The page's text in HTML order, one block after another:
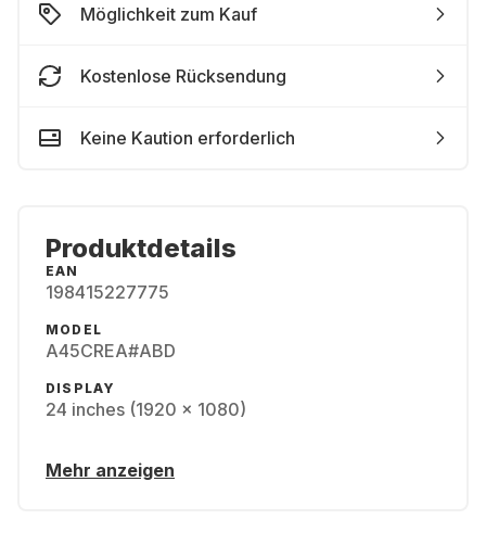
Möglichkeit zum Kauf
Kostenlose Rücksendung
Keine Kaution erforderlich
Produktdetails
EAN
198415227775
MODEL
A45CREA#ABD
DISPLAY
24 inches (1920 x 1080)
Mehr anzeigen